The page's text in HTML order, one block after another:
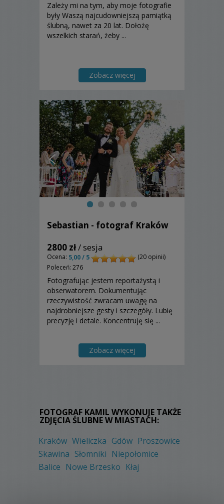
Zależy mi na tym, aby moje fotografie
były Waszą najcudowniejszą pamiątką
ślubną, nawet za 20 lat. Dołożę
wszelkich starań, żeby ...
Zobacz więcej
Sebastian - fotograf Kraków
2800 zł/ sesja
Ocena: 5,00 / 5
(20 opinii)
Poleceń: 276
Fotografując jestem reportażystą i
obserwatorem. Dokumentując
rzeczywistość zwracam uwagę na
najdrobniejsze gesty i szczegóły. Lubię
precyzję i detale. Koncentruję się ...
Zobacz więcej
FOTOGRAF KAMIL WYKONUJE TAKŻE
ZDJĘCIA ŚLUBNE W MIASTACH:
Kraków Wieliczka Gdów Proszowice
Skawina Słomniki Niepołomice
Balice Nowe Brzesko Kłaj